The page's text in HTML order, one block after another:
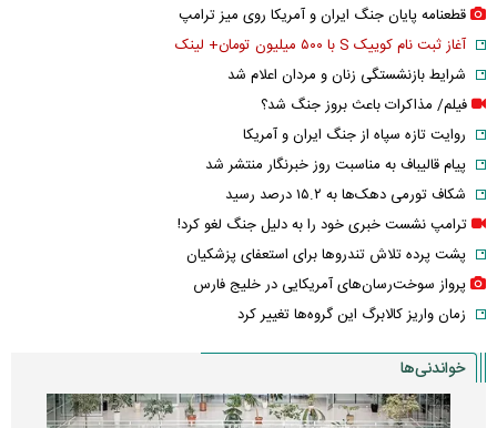
قطعنامه پایان جنگ ایران و آمریکا روی میز ترامپ
آغاز ثبت نام کوییک S با ۵۰۰ میلیون تومان+ لینک
شرایط بازنشستگی زنان و مردان اعلام شد
فیلم/ مذاکرات باعث بروز جنگ شد؟
روایت تازه سپاه از جنگ ایران و آمریکا
پیام قالیباف به مناسبت روز خبرنگار منتشر شد
شکاف تورمی دهک‌ها به ۱۵.۲ درصد رسید
ترامپ نشست خبری خود را به دلیل جنگ لغو کرد!
پشت پرده تلاش تندروها برای استعفای پزشکیان
پرواز سوخت‌رسان‌های آمریکایی در خلیج فارس
زمان واریز کالابرگ این گروه‌ها تغییر کرد
خواندنی‌ها